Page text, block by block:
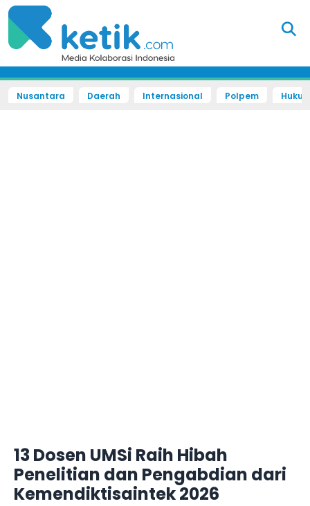
Nusantara Daerah Internasional Polpem
13 Dosen UMSi Raih Hibah
Penelitian dan Pengabdian dari
Kemendiktisaintek 2026